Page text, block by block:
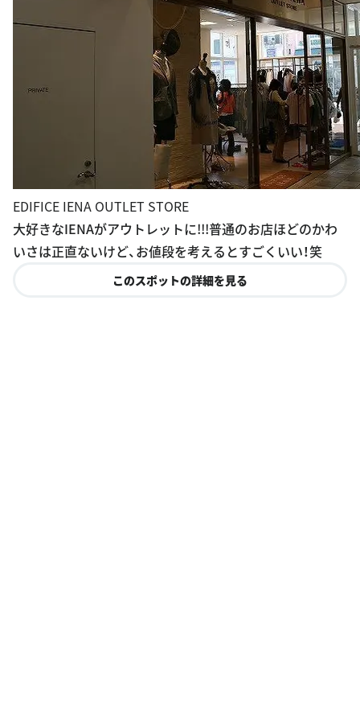
EDIFICE IENA OUTLET STORE
大好きなIENAがアウトレットに!!!普通のお店ほどのかわ
いさは正直ないけど、お値段を考えるとすごくいい！笑
このスポットの詳細を見る